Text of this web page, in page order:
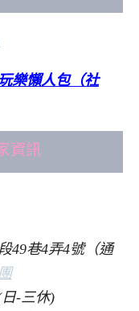
樂懶人包（社
資訊
49巷4弄4號（通
-三休)